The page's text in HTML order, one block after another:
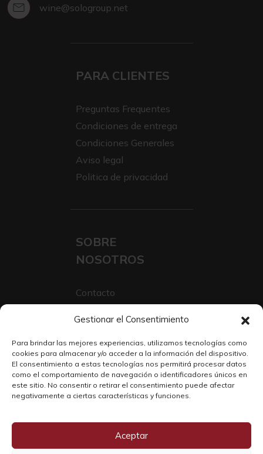
Gestionar el Consentimiento
Para brindar las mejores experiencias, utilizamos tecnologías como
cookies para almacenar y/o acceder a la información del dispositivo.
El consentimiento a estas tecnologías nos permitirá procesar datos
como el comportamiento de navegación o identificadores únicos en
este sitio. No consentir o retirar el consentimiento puede afectar
negativamente a ciertas características y funciones.
Aceptar
wine@sologroup.net
PARA CLIENTES
Preguntas Frequentes
Condiciones de entrega
Condiciones Generales
Aviso legal
Politica de privacidad
SOBRE
NOSOTROS
Contacto